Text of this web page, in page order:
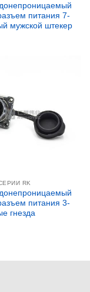
питания 7-
мужской штекер
RK
питания 3-
гнезда